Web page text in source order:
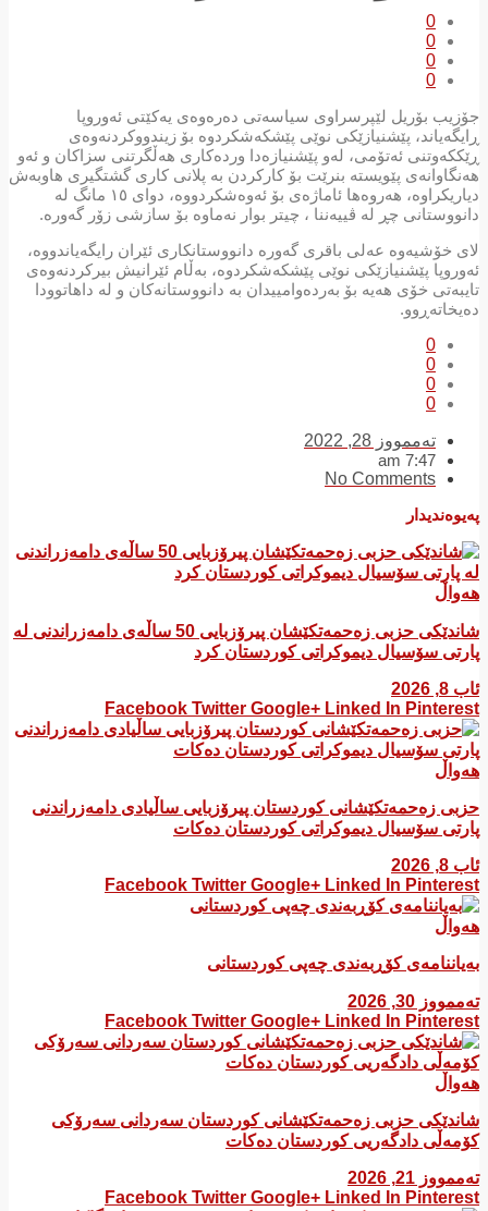
0
0
0
0
جۆزیب بۆریل لێپرسراوی سیاسەتی دەرەوەی یەکێتی ئەوروپا
ڕایگەیاند، پێشنیازێکی نوێی پێشکەشکردوە بۆ زیندووکردنەوەی
ڕێککەوتنی ئەتۆمی، لەو پێشنیازەدا وردەکاری ھەڵگرتنی سزاکان و ئەو
ھەنگاوانەی پێویستە بنرێت بۆ کارکردن بە پلانی کاری گشتگیری ھاوبەش
دیاریکراوە، ھەروەھا ئاماژەی بۆ ئەوەشکردووە، دوای ١٥ مانگ لە
دانووستانی چڕ لە ڤییەننا ، چیتر بوار نەماوە بۆ سازشی زۆر گەورە.
لای خۆشیەوە عەلی باقری گەورە دانووستانکاری ئێران رایگەیاندووە،
ئەوروپا پێشنیازێکی نوێی پێشکەشکردوە، بەڵام ئێرانیش بیرکردنەوەی
تایبەتی خۆی ھەیە بۆ بەردەوامییدان بە دانووستانەکان و لە داھاتوودا
دەیخاتەڕوو.
0
0
0
0
تەممووز 28, 2022
7:47 am
No Comments
پەیوەندیدار
هەواڵ
شاندێکی حزبی زەحمەتکێشان پیرۆزبایی 50 ساڵەی دامەزراندنی لە
پارتی سۆسیال دیموکراتی کوردستان کرد
ئاب 8, 2026
Facebook Twitter Google+ Linked In Pinterest
هەواڵ
​حزبی زەحمەتکێشانی کوردستان پیرۆزبایی ساڵیادی دامەزراندنی
پارتی سۆسیال دیموکراتی کوردستان دەکات
ئاب 8, 2026
Facebook Twitter Google+ Linked In Pinterest
هەواڵ
بەیاننامەی کۆڕبەندی چەپی کوردستانی
تەممووز 30, 2026
Facebook Twitter Google+ Linked In Pinterest
هەواڵ
شاندێکی حزبی زەحمەتکێشانی کوردستان سەردانی سەرۆکی
کۆمەڵی دادگەریی کوردستان دەکات
تەممووز 21, 2026
Facebook Twitter Google+ Linked In Pinterest